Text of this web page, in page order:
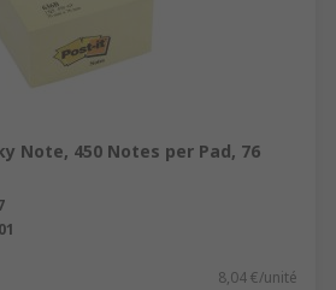
Note, 450 Notes per Pad, 76
8,04 €/unité